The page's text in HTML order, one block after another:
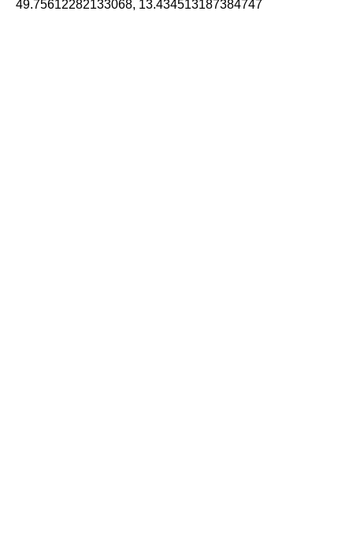
49.75612282133068, 13.434513187384747